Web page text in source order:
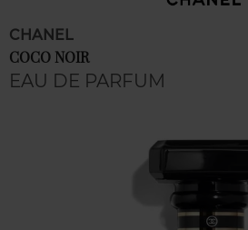
CHANEL
COCO NOIR
EAU DE PARFUM